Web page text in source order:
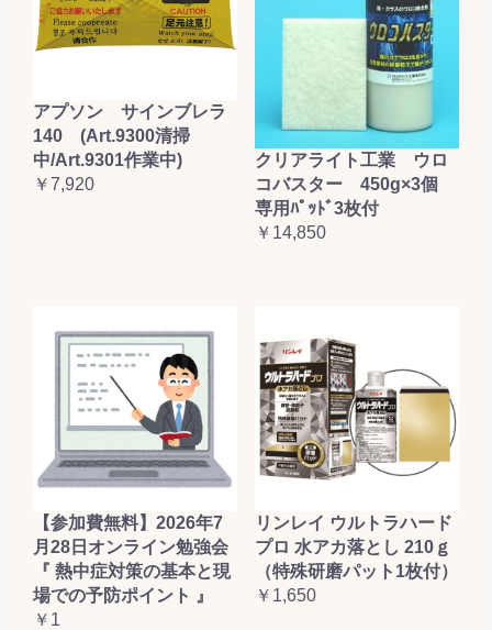
アプソン サインブレラ
140 (Art.9300清掃
中/Art.9301作業中)
￥7,920
クリアライト工業 ウロ
コバスター 450g×3個
専用ﾊﾟｯﾄﾞ3枚付
￥14,850
【参加費無料】2026年7
月28日オンライン勉強会
『 熱中症対策の基本と現
場での予防ポイント 』
￥1
リンレイ ウルトラハード
プロ 水アカ落とし 210ｇ
（特殊研磨パット1枚付）
￥1,650